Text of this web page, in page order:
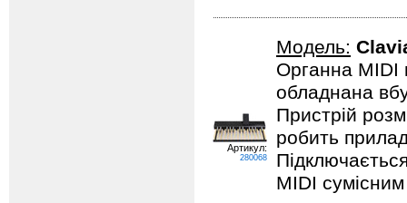
Артикул:
280068
Модель:
Органна MIDI
обладнана
Пристрій
робить
MIDI